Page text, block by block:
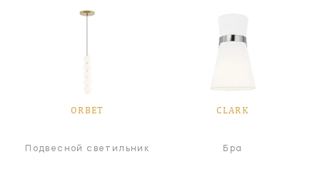
ORBET
Подвесной светильник
CLARK
Бра